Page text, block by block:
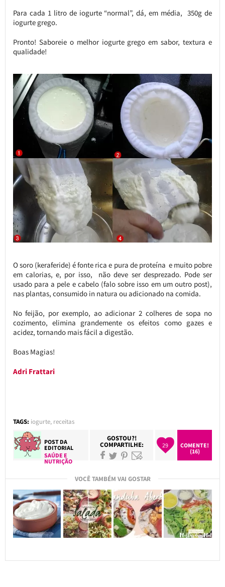
Para cada 1 litro de iogurte “normal”, dá, em média, 350g de
iogurte grego.
Pronto! Saboreie o melhor iogurte grego em sabor, textura e
qualidade!
O soro (keraferide) é fonte rica e pura de proteína e muito pobre
em calorias, e, por isso, não deve ser desprezado. Pode ser
usado para a pele e cabelo (falo sobre isso em um outro post),
nas plantas, consumido in natura ou adicionado na comida.
No feijão, por exemplo, ao adicionar 2 colheres de sopa no
cozimento, elimina grandemente os efeitos como gazes e
acidez, tornando mais fácil a digestão.
Boas Magias!
Adri Frattari
TAGS: iogurte, receitas
POST DA
EDITORIAL
SAÚDE E
NUTRIÇÃO
GOSTOU?!
COMPARTILHE: 29
COMENTE!
(16)
VOCÊ TAMBÉM VAI GOSTAR